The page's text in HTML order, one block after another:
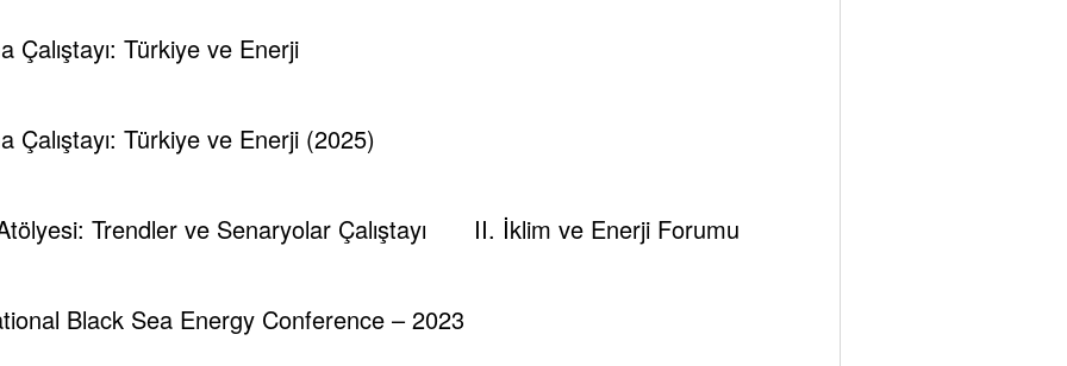
Çalıştayı: Türkiye ve Enerji
Çalıştayı: Türkiye ve Enerji (2025)
Trendler ve Senaryolar Çalıştayı II. İklim ve Enerji Forumu
Black Sea Energy Conference – 2023